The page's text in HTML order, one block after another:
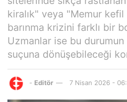
kiralık" veya "Memur kefil
barınma krizini farklı bir
Uzmanlar ise bu durumun
suçuna dönüşebileceği
- Editör 7 Nisan 2026 -